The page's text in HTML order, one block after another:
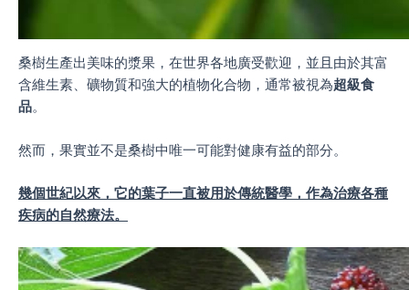
桑樹生產出美味的漿果，在世界各地廣受歡迎，並且由於其富
含維生素、礦物質和強大的植物化合物，通常被視為超級食
品。
然而，果實並不是桑樹中唯一可能對健康有益的部分。
幾個世紀以來，它的葉子一直被用於傳統醫學，作為治療各種
疾病的自然療法。